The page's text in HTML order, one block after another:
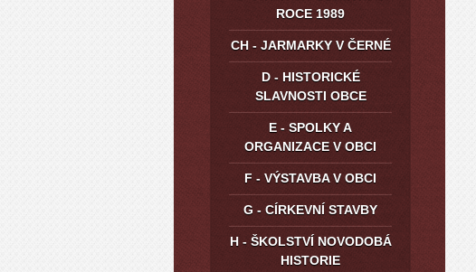
ROCE 1989
CH - JARMARKY V ČERNÉ
D - HISTORICKÉ
SLAVNOSTI OBCE
E - SPOLKY A
ORGANIZACE V OBCI
F - VÝSTAVBA V OBCI
G - CÍRKEVNÍ STAVBY
H - ŠKOLSTVÍ NOVODOBÁ
HISTORIE